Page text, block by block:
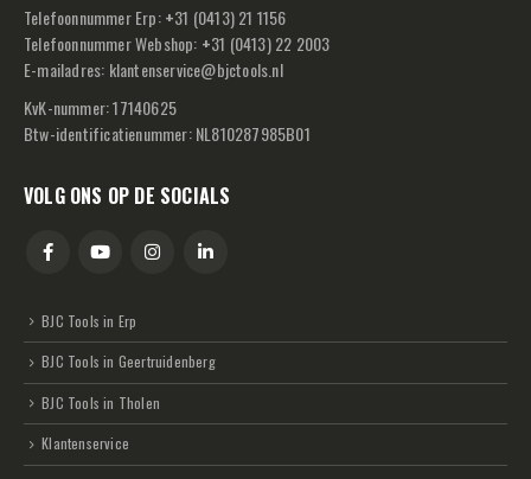
Telefoonnummer Erp:+31 (0413) 21 1156
Telefoonnummer Webshop: +31 (0413) 22 2003
E-mailadres: klantenservice@bjctools.nl
KvK-nummer: 17140625
Btw-identificatienummer: NL810287985B01
VOLG ONS OP DE SOCIALS
BJC Tools in Erp
BJC Tools in Geertruidenberg
BJC Tools in Tholen
Klantenservice